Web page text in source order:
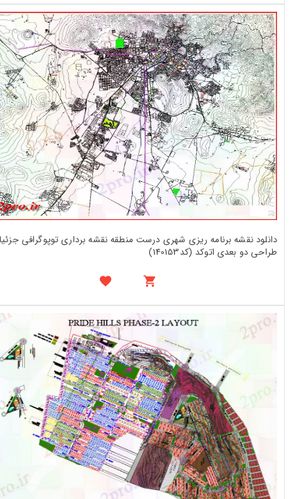
دانلود نقشه برنامه ریزی شهری درست منطقه نقشه برداری توپوگرافی
طراحی دو بعدی اتوکد (کد140153)